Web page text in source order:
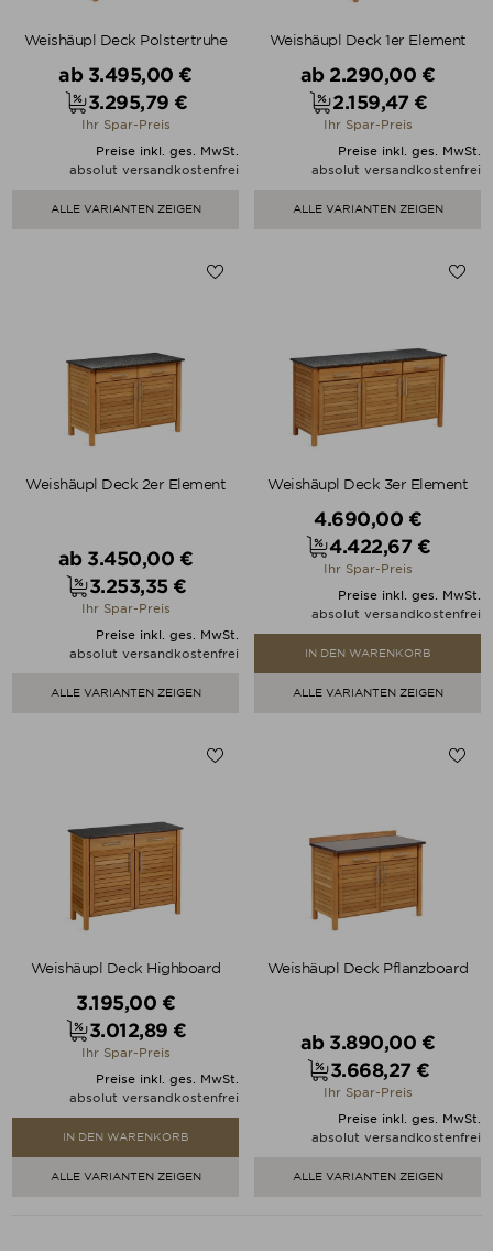
Weishäupl Deck Polstertruhe
Verkaufspreis
ab 3.495,00 €
Preis
3.295,79 €
Ihr Spar-Preis
Preise inkl. ges. MwSt.
absolut versandkostenfrei
ALLE VARIANTEN ZEIGEN
Weishäupl Deck 1er Element
Verkaufspreis
ab 2.290,00 €
Preis
2.159,47 €
Ihr Spar-Preis
Preise inkl. ges. MwSt.
absolut versandkostenfrei
ALLE VARIANTEN ZEIGEN
Weishäupl Deck 2er Element
Verkaufspreis
ab 3.450,00 €
Preis
3.253,35 €
Ihr Spar-Preis
Preise inkl. ges. MwSt.
absolut versandkostenfrei
ALLE VARIANTEN ZEIGEN
Weishäupl Deck 3er Element
Verkaufspreis
4.690,00 €
Preis
4.422,67 €
Ihr Spar-Preis
Preise inkl. ges. MwSt.
absolut versandkostenfrei
IN DEN WARENKORB
ALLE VARIANTEN ZEIGEN
Weishäupl Deck Highboard
Verkaufspreis
3.195,00 €
Preis
3.012,89 €
Ihr Spar-Preis
Preise inkl. ges. MwSt.
absolut versandkostenfrei
IN DEN WARENKORB
ALLE VARIANTEN ZEIGEN
Weishäupl Deck Pflanzboard
Verkaufspreis
ab 3.890,00 €
Preis
3.668,27 €
Ihr Spar-Preis
Preise inkl. ges. MwSt.
absolut versandkostenfrei
ALLE VARIANTEN ZEIGEN